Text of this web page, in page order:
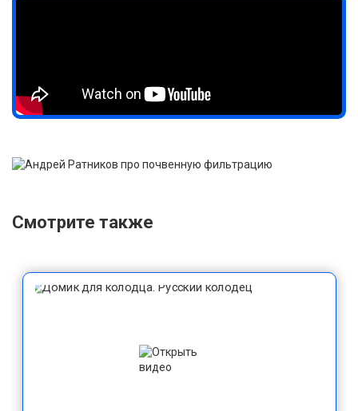
Смотрите также